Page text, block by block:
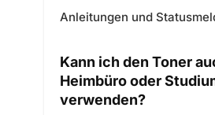
Anleitungen und
Kann ich den Toner
Heimbüro oder
verwenden?